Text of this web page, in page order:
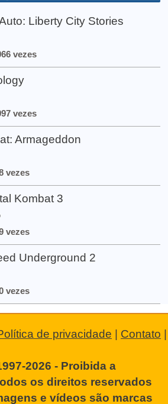
Liberty City Stories
vezes
vezes
Armageddon
vezes
Kombat 3
vezes
Underground 2
vezes
de privacidade | Contato |
2026 - Proibida a
os direitos reservados
e vídeos são marcas